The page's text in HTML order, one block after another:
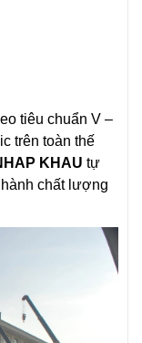
tiêu chuẩn V –
trên toàn thế
KHAU tự
chất lượng